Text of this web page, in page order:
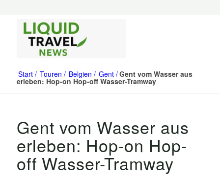
Start Touren Belgien Gent Gent vom Wasser aus
erleben: Hop-on Hop-off Wasser-Tramway
Gent vom Wasser aus
erleben: Hop-on Hop-
off Wasser-Tramway